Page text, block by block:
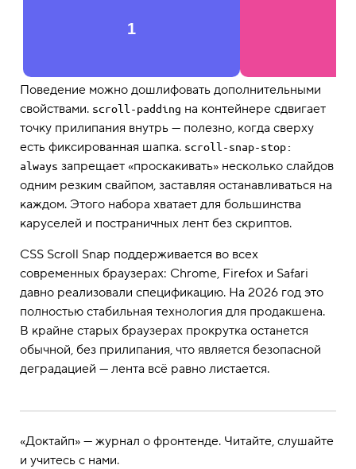
1
Поведение можно дошлифовать дополнительными
свойствами. scroll-padding на контейнере сдвигает
точку прилипания внутрь — полезно, когда сверху
есть фиксированная шапка. scroll-snap-stop:
always запрещает «проскакивать» несколько слайдов
одним резким свайпом, заставляя останавливаться на
каждом. Этого набора хватает для большинства
каруселей и постраничных лент без скриптов.
CSS Scroll Snap поддерживается во всех
современных браузерах: Chrome, Firefox и Safari
давно реализовали спецификацию. На 2026 год это
полностью стабильная технология для продакшена.
В крайне старых браузерах прокрутка останется
обычной, без прилипания, что является безопасной
деградацией — лента всё равно листается.
«Доктайп» — журнал о фронтенде. Читайте, слушайте
и учитесь с нами.